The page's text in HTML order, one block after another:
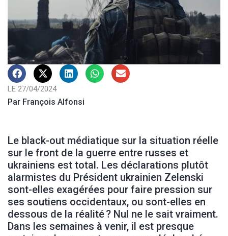
LE 27/04/2024
Par François Alfonsi
Le black-out médiatique sur la situation réelle
sur le front de la guerre entre russes et
ukrainiens est total. Les déclarations plutôt
alarmistes du Président ukrainien Zelenski
sont-elles exagérées pour faire pression sur
ses soutiens occidentaux, ou sont-elles en
dessous de la réalité ? Nul ne le sait vraiment.
Dans les semaines à venir, il est presque